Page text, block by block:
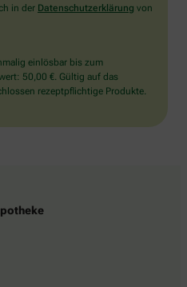
in der Datenschutzerklärung von
einlösbar bis zum
50,00 €. Gültig auf das
rezeptpflichtige Produkte.